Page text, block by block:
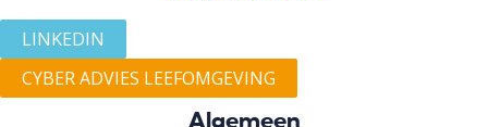
LINKEDIN
CYBER ADVIES LEEFOMGEVING
Algemeen